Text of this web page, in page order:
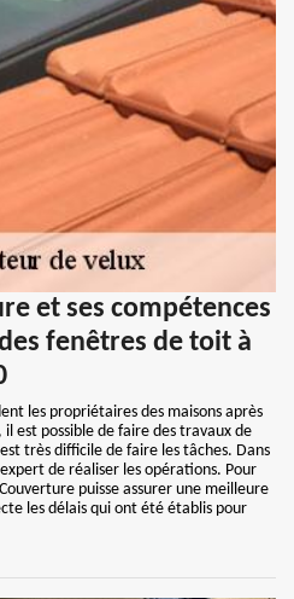
et ses compétences
fenêtres de toit à
les propriétaires des maisons après
est possible de faire des travaux de
très difficile de faire les tâches. Dans
de réaliser les opérations. Pour
puisse assurer une meilleure
les délais qui ont été établis pour